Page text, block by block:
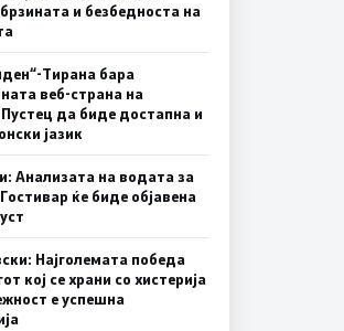
и безбедноста на
Тирана бара
веб-страна на
да биде достапна и
јазик
Анализата на водата за
ќе биде објавена
Најголемата победа
кој се храни со хистерија
е успешна